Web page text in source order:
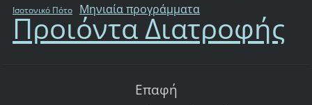
Ισοτονικό Πότο Μηνιαία προγράμματα
Προιόντα Διατροφής
Επαφή